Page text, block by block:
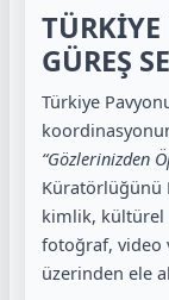
GÜREŞ
Türkiye
“Gözlerinizden
Küratörlüğünü
kimlik, kültürel
fotoğraf, video
üzerinden ele